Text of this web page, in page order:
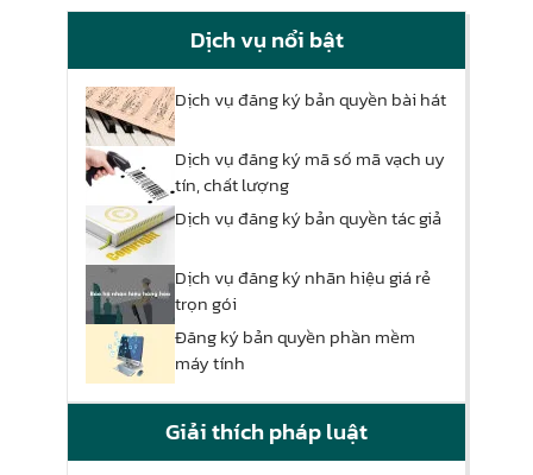
Dịch vụ nổi bật
Dịch vụ đăng ký bản quyền bài hát
Dịch vụ đăng ký mã số mã vạch uy
tín, chất lượng
Dịch vụ đăng ký bản quyền tác giả
Dịch vụ đăng ký nhãn hiệu giá rẻ
trọn gói
Đăng ký bản quyền phần mềm
máy tính
Giải thích pháp luật